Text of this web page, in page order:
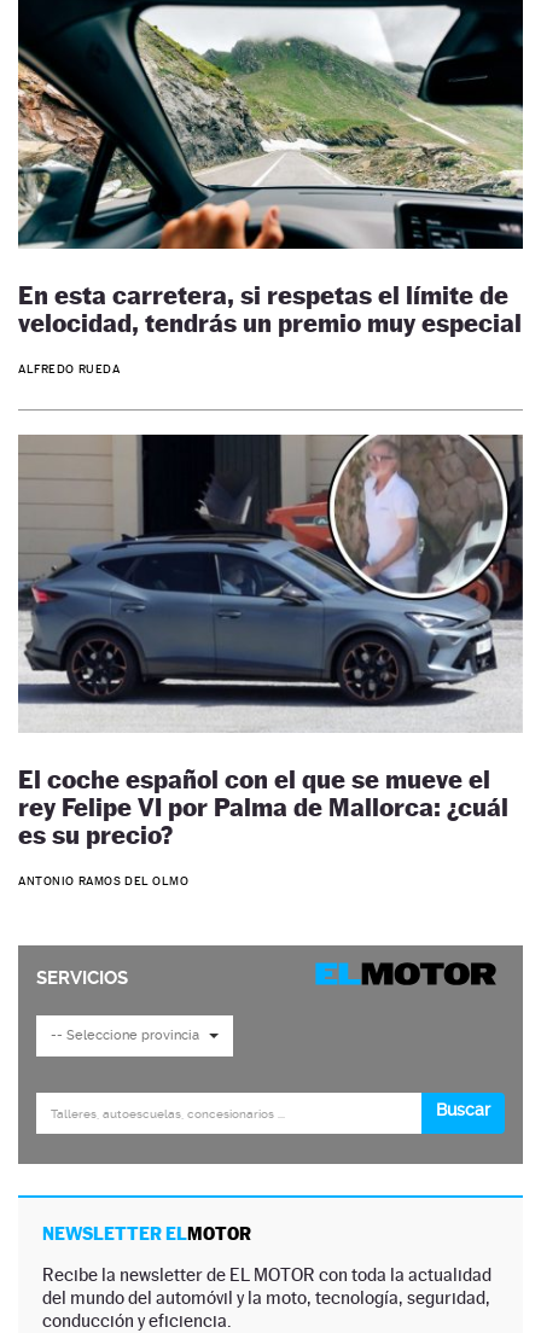
En esta carretera, si respetas el límite de
velocidad, tendrás un premio muy especial
ALFREDO RUEDA
El coche español con el que se mueve el
rey Felipe VI por Palma de Mallorca: ¿cuál
es su precio?
ANTONIO RAMOS DEL OLMO
NEWSLETTER ELMOTOR
Recibe la newsletter de EL MOTOR con toda la actualidad
del mundo del automóvil y la moto, tecnología, seguridad,
conducción y eficiencia.